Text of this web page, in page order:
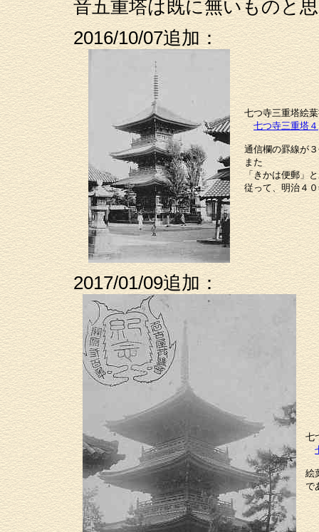
音五重塔は既に無いものと
2016/10/07追加：
七つ寺三重塔絵
七つ寺三重塔４
通信欄の罫線が
また
「きかは便郵」
従って、明治４
2017/01/09追加：
七
絵
で